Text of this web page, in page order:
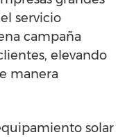
servicio
campaña
elevando
manera
solar